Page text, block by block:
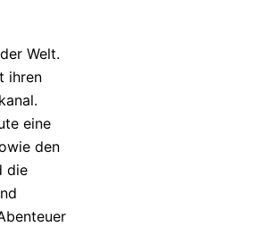
Welt.
ihren
eine
den
die